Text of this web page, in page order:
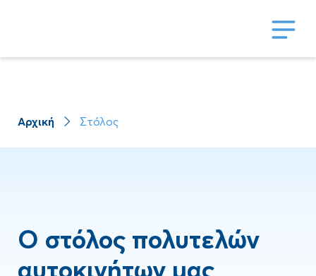
Αρχική Στόλος
Ο στόλος πολυτελών
αυτοκινήτων μας